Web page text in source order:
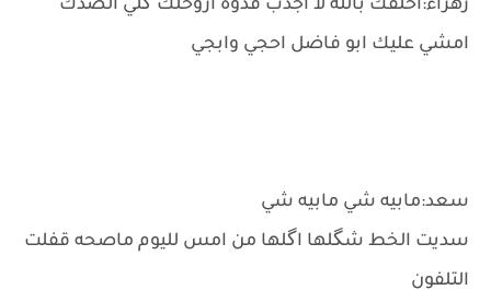
زهراء:احلفك بالله لا اجذب فدوه اروحلك گلي الصدك
امشي عليك ابو فاضل احجي وابجي
سعد:مابيه شي مابيه شي
سديت الخط شگلها اگلها من امس لليوم ماصحه قفلت
التلفون